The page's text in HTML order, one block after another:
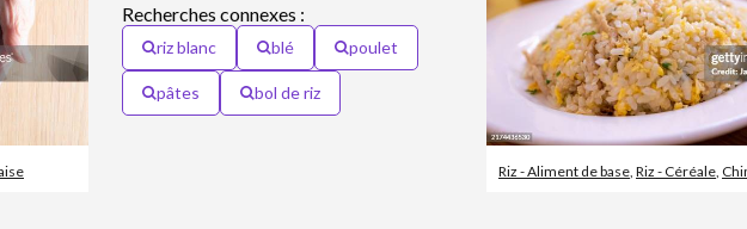
Recherches connexes :
riz blanc blé poulet
pâtes bol de riz
Riz - Aliment de base, Riz - Céréale,